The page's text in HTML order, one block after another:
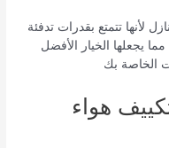
لأنها تتمتع بقدرات تدفئة
مما يجعلها الخيار الأفضل
الخاصة بك
هواء